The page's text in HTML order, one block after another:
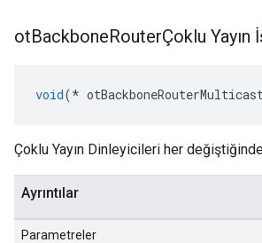
otBackboneRouterÇoklu Yayın
void(*
Çoklu Yayın Dinleyicileri her
Ayrıntılar
Parametreler